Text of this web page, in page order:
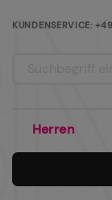
KUNDENSERVICE:
AB 80€
Herren